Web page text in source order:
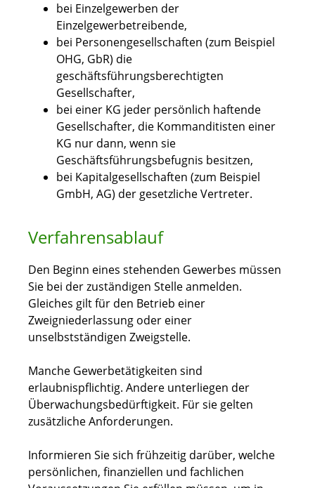
bei Einzelgewerben der
Einzelgewerbetreibende,
bei Personengesellschaften (zum Beispiel
OHG, GbR) die
geschäftsführungsberechtigten
Gesellschafter,
bei einer KG jeder persönlich haftende
Gesellschafter, die Kommanditisten einer
KG nur dann, wenn sie
Geschäftsführungsbefugnis besitzen,
bei Kapitalgesellschaften (zum Beispiel
GmbH, AG) der gesetzliche Vertreter.
Verfahrensablauf
Den Beginn eines stehenden Gewerbes müssen
Sie bei der zuständigen Stelle anmelden.
Gleiches gilt für den Betrieb einer
Zweigniederlassung oder einer
unselbstständigen Zweigstelle.
Manche Gewerbetätigkeiten sind
erlaubnispflichtig. Andere unterliegen der
Überwachungsbedürftigkeit. Für sie gelten
zusätzliche Anforderungen.
Informieren Sie sich frühzeitig darüber, welche
persönlichen, finanziellen und fachlichen